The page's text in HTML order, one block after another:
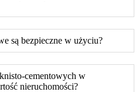
są bezpieczne w użyciu?
cementowych w
nieruchomości?